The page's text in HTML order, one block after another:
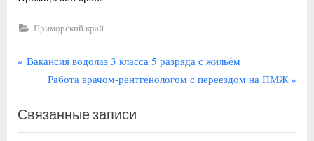
Приморский край
Навигация
записям
П
д
ы
Вакансия водолаз 3 класса 5 разряда с жильём
С
е
д
Работа врачом-рентгенологом с переездом на ПМЖ
Связанные записи